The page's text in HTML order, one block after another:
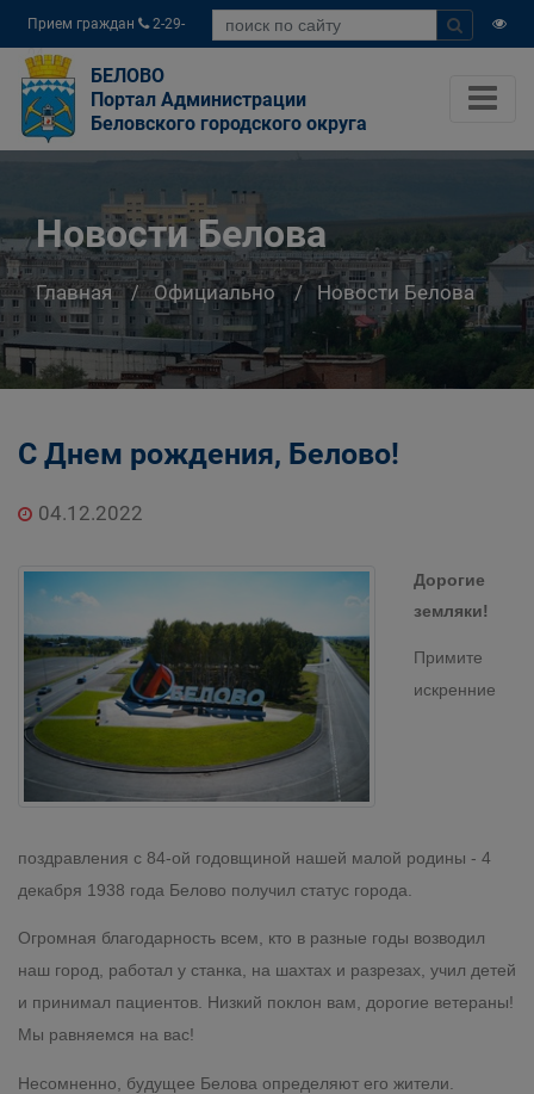
Прием граждан
2-29-
04
БЕЛОВО
Портал Администрации
Беловского городского округа
Новости Белова
Главная Официально Новости Белова
С Днем рождения, Белово!
04.12.2022
Дорогие
земляки!
Примите
искренние
поздравления с 84-ой годовщиной нашей малой родины - 4
декабря 1938 года Белово получил статус города.
Огромная благодарность всем, кто в разные годы возводил
наш город, работал у станка, на шахтах и разрезах, учил детей
и принимал пациентов. Низкий поклон вам, дорогие ветераны!
Мы равняемся на вас!
Несомненно, будущее Белова определяют его жители.